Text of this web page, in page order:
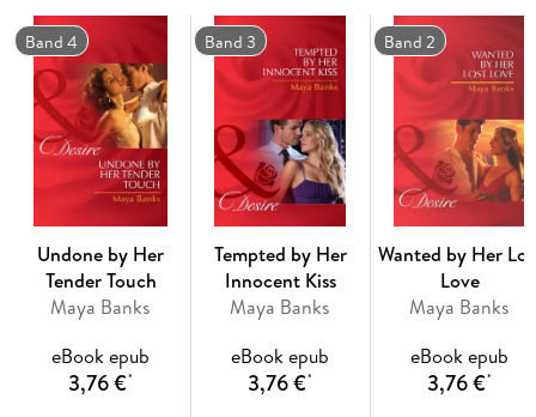
Cam's experienced loss before, and he knows he'd never
survive going through that hell again. But if he lets Pippa get
too close, he'll fall hard. If he pushes her away with loveless
arrangements of financial support, he'll still lose her. Either
way, he's doomed. . . unless he can let himself love again.
First published asUndone by her Tender Touchin 1998.
Band 4
Undone by Her
Tender Touch
Maya Banks
eBook epub
3,76 €*
Band 3
Tempted by Her
Innocent Kiss
Maya Banks
eBook epub
3,76 €*
Band 2
Wanted by Her
Love
Maya Banks
eBook epub
3,76 €*